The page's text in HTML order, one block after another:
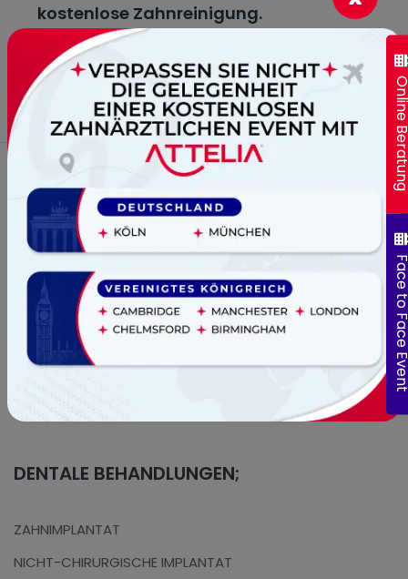
kostenlose Zahnreinigung.
Nachsorgeleistung in unserer Londoner
Klinik – gültig innerhalb des ersten
Jahres
In unserer dentalen Klinik; Zahnimplantat,
ästhetische Zahnmedizin, kosmetische Zahnmedizin,
dentale Veneers, Zahnkronen werden mit günstigen
DENTALE BEHANDLUNGEN;
ZAHNIMPLANTAT
NICHT-CHIRURGISCHE IMPLANTAT
Face